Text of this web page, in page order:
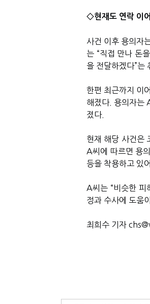
◇현재도 연락 이어
사건 이후 용의자
는 “직접 만나 돈
을 전달하겠다”는
한편 최근까지 이
해졌다. 용의자는
졌다.
현재 해당 사건은
A씨에 따르면 용
등을 착용하고 있
A씨는 “비슷한 피
정과 수사에 도움
최희수 기자